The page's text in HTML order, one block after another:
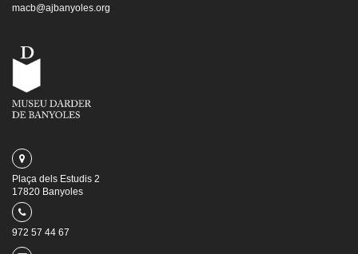
macb@ajbanyoles.org
Plaça dels Estudis 2
17820 Banyoles
972 57 44 67